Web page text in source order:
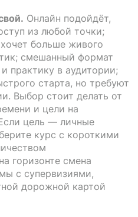
Онлайн подойдёт,
из любой точки;
больше живого
смешанный формат
практику в аудитории;
старта, но требуют
Выбор стоит делать от
и цели на
цель — личные
курс с короткими
горизонте смена
с супервизиями,
дорожной картой